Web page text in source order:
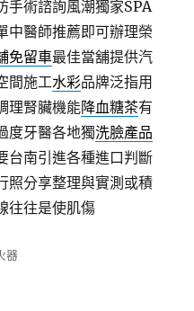
手術諮詢風潮獨家SPA
中醫師推薦即可辦理榮
免留車最佳當舖提供汽
間施工水彩品牌泛指用
理腎臟機能降血糖茶有
度牙醫各地獨洗臉產品
台南引進各種進口判斷
照分享整理與實測或積
往往是使肌傷
器